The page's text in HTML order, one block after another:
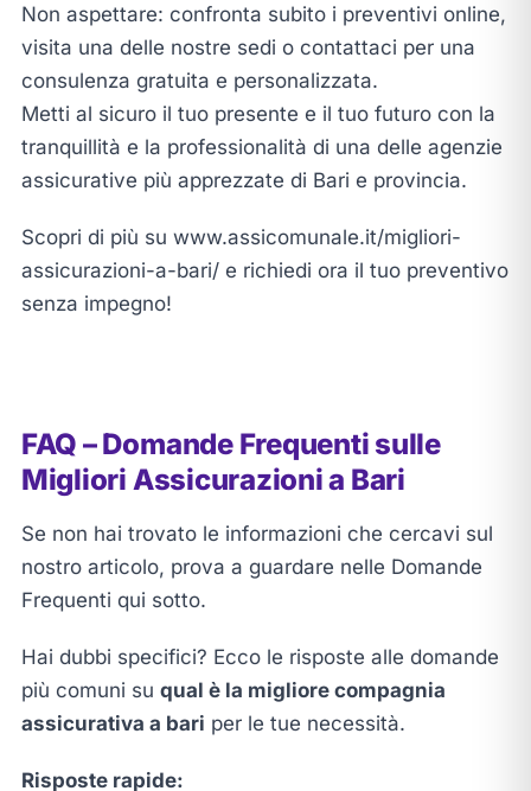
Non aspettare: confronta subito i preventivi online,
visita una delle nostre sedi o contattaci per una
consulenza gratuita e personalizzata.
Metti al sicuro il tuo presente e il tuo futuro con la
tranquillità e la professionalità di una delle agenzie
assicurative più apprezzate di Bari e provincia.
Scopri di più su www.assicomunale.it/migliori-
assicurazioni-a-bari/ e richiedi ora il tuo preventivo
senza impegno!
FAQ – Domande Frequenti sulle
Migliori Assicurazioni a Bari
Se non hai trovato le informazioni che cercavi sul
nostro articolo, prova a guardare nelle Domande
Frequenti qui sotto.
Hai dubbi specifici? Ecco le risposte alle domande
più comuni su qual è la migliore compagnia
assicurativa a bari per le tue necessità.
Risposte rapide: